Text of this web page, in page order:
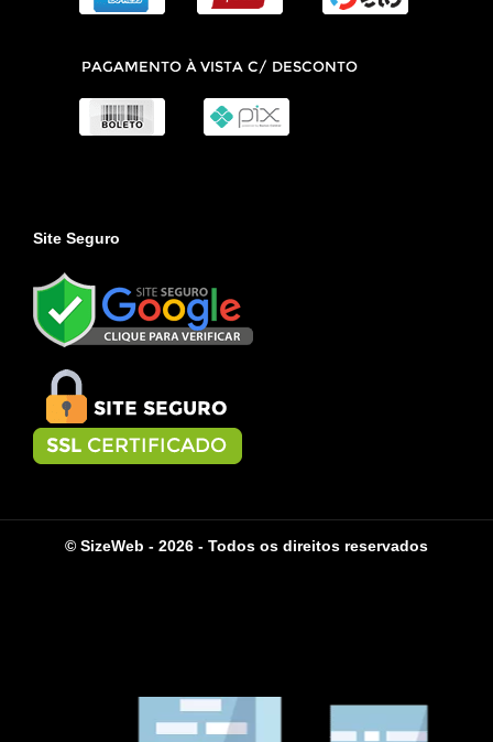
Site Seguro
© SizeWeb - 2026 - Todos os direitos reservados